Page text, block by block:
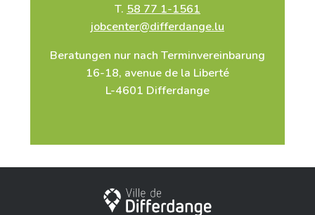
T. 58 77 1-1561
jobcenter@differdange.lu
Beratungen nur nach Terminvereinbarung
16-18, avenue de la Liberté
L-4601 Differdange
Stadt Differdingen